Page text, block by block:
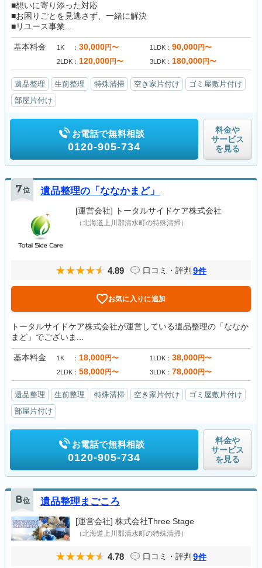
■想いに寄り添った対応
■お困りごとを見逃さず、一緒に解決
■リユース事業...
基本料金 1K 30,000円〜 1LDK 90,000円〜
2LDK 120,000円〜 3LDK 180,000円〜
遺品整理 生前整理 特殊清掃 空き家片付け
ゴミ屋敷片付け
部屋片付け
お電話で無料相談
0120-905-734
料金や
サービス
を見る
7位 遺品整理の「ななかまど」
[運営会社] トータルサイドケア株式会社
（北海道上川郡清水町の特殊清掃）
4.89 口コミ・評判 9件
お気に入りに追加
トータルサイドケア株式会社が運営している遺品整理の「ななか
まど」でございま...
基本料金 1K 18,000円〜 1LDK 38,000円〜
2LDK 58,000円〜 3LDK 78,000円〜
遺品整理 生前整理 特殊清掃 空き家片付け
ゴミ屋敷片付け
部屋片付け
お電話で無料相談
0120-905-734
料金や
サービス
を見る
8位 遺品整理まごころ
[運営会社] 株式会社Three Stage
（北海道上川郡清水町の特殊清掃）
4.78 口コミ・評判 9件